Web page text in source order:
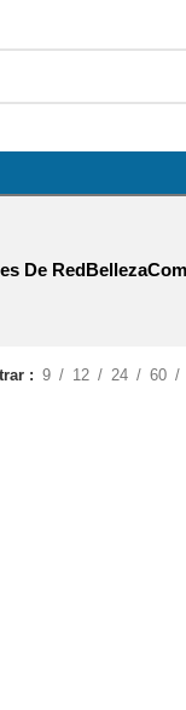
De RedBelleza
9 12 24 60